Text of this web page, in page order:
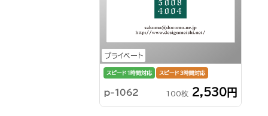
プライベート
スピード1時間対応 スピード3時間対応
p-1062 100枚 2,530円